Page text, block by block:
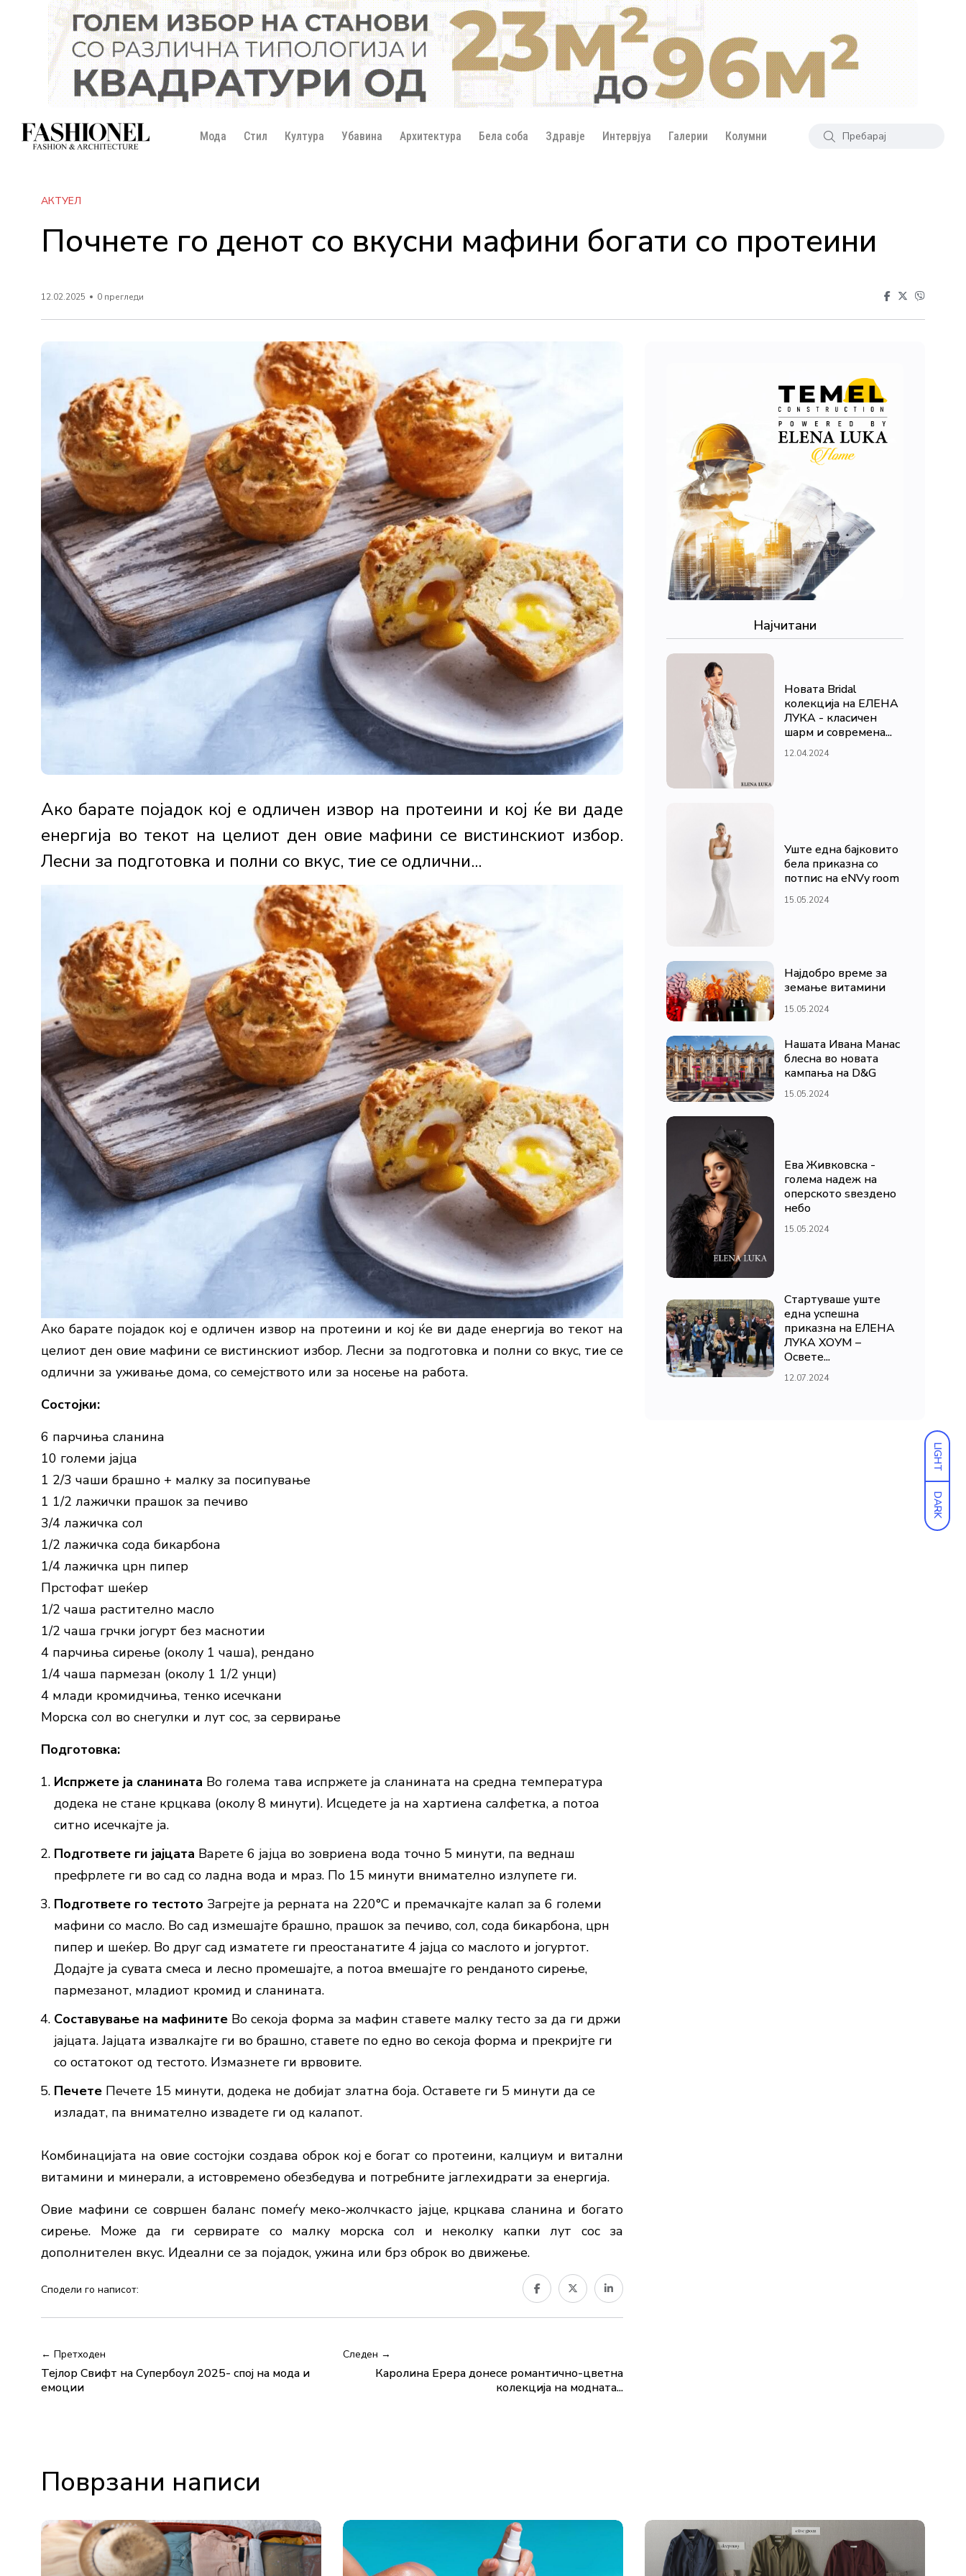
LIGHT
DARK
Мода Стил Култура Убавина Архитектура Бела соба Здравје Интервјуа Галерии Колумни
АКТУЕЛ
Почнете го денот со вкусни мафини богати со протеини
12.02.2025 0 прегледи
Ако барате појадок кој е одличен извор на протеини и кој ќе ви даде
енергија во текот на целиот ден овие мафини се вистинскиот избор.
Лесни за подготовка и полни со вкус, тие се одлични...
Ако барате појадок кој е одличен извор на протеини и кој ќе ви даде енергија во текот на
целиот ден овие мафини се вистинскиот избор. Лесни за подготовка и полни со вкус, тие се
одлични за уживање дома, со семејството или за носење на работа.
Состојки:
6 парчиња сланина
10 големи јајца
1 2/3 чаши брашно + малку за посипување
1 1/2 лажички прашок за печиво
3/4 лажичка сол
1/2 лажичка сода бикарбона
1/4 лажичка црн пипер
Прстофат шеќер
1/2 чаша растително масло
1/2 чаша грчки јогурт без маснотии
4 парчиња сирење (околу 1 чаша), рендано
1/4 чаша пармезан (околу 1 1/2 унци)
4 млади кромидчиња, тенко исечкани
Морска сол во снегулки и лут сос, за сервирање
Подготовка:
Испржете ја сланината Во голема тава испржете ја сланината на средна температура
додека не стане крцкава (околу 8 минути). Исцедете ја на хартиена салфетка, а потоа
ситно исечкајте ја.
Подгответе ги јајцата Варете 6 јајца во зовриена вода точно 5 минути, па веднаш
префрлете ги во сад со ладна вода и мраз. По 15 минути внимателно излупете ги.
Подгответе го тестото Загрејте ја рерната на 220°C и премачкајте калап за 6 големи
мафини со масло. Во сад измешајте брашно, прашок за печиво, сол, сода бикарбона, црн
пипер и шеќер. Во друг сад изматете ги преостанатите 4 јајца со маслото и јогуртот.
Додајте ја сувата смеса и лесно промешајте, а потоа вмешајте го ренданото сирење,
пармезанот, младиот кромид и сланината.
Составување на мафините Во секоја форма за мафин ставете малку тесто за да ги држи
јајцата. Јајцата извалкајте ги во брашно, ставете по едно во секоја форма и прекријте ги
со остатокот од тестото. Измазнете ги врвовите.
Печете Печете 15 минути, додека не добијат златна боја. Оставете ги 5 минути да се
изладат, па внимателно извадете ги од калапот.
Комбинацијата на овие состојки создава оброк кој е богат со протеини, калциум и витални
витамини и минерали, а истовремено обезбедува и потребните јаглехидрати за енергија.
Овие мафини се совршен баланс помеѓу меко-жолчкасто јајце, крцкава сланина и богато
сирење. Може да ги сервирате со малку морска сол и неколку капки лут сос за
дополнителен вкус. Идеални се за појадок, ужина или брз оброк во движење.
Сподели го написот:
← Претходен
Тејлор Свифт на Супербоул 2025- спој на мода и
емоции
Следен →
Каролина Ерера донесе романтично-цветна
колекција на модната...
Најчитани
Новата Bridal
колекција на ЕЛЕНА
ЛУКА - класичен
шарм и современа...
12.04.2024
Уште една бајковито
бела приказна со
потпис на eNVy room
15.05.2024
Најдобро време за
земање витамини
15.05.2024
Нашата Ивана Манас
блесна во новата
кампања на D&G
15.05.2024
Ева Живковска -
голема надеж на
оперското ѕвездено
небо
15.05.2024
Стартуваше уште
една успешна
приказна на ЕЛЕНА
ЛУКА ХОУМ –
Освете...
12.07.2024
Поврзани написи